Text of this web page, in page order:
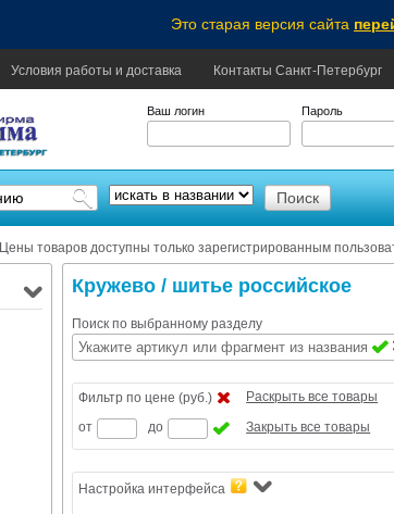
Это старая версия сайта
Условия работы и доставка Контакты Санкт-Петербург
Ваш логин Пароль
Цены товаров доступны только зарегистрированным
Кружево / шитье российское
Поиск по выбранному разделу
Фильтр по цене (руб.)
от
до
Раскрыть все товары
Закрыть все товары
Настройка интерфейса